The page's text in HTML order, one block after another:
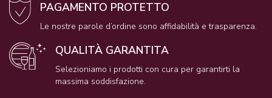
PAGAMENTO PROTETTO
Le nostre parole d’ordine sono affidabilità e trasparenza.
QUALITÀ GARANTITA
Selezioniamo i prodotti con cura per garantirti la
massima soddisfazione.